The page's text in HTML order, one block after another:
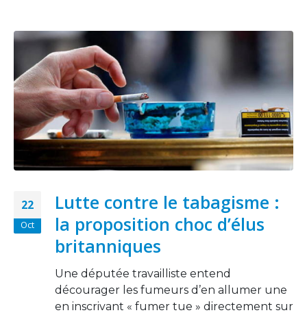
22
Oct
Lutte contre le tabagisme :
la proposition choc d’élus
britanniques
Une députée travailliste entend
décourager les fumeurs d’en allumer une
en inscrivant « fumer tue » directement sur